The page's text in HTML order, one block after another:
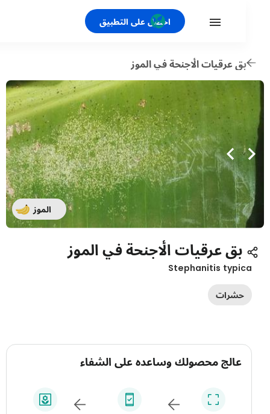
احصل على التطبيق
بق عرقيات الأجنحة في الموز
الموز
بق عرقيات الأجنحة في الموز
Stephanitis
حشرات
عالج محصولك وساعده على الشفاء